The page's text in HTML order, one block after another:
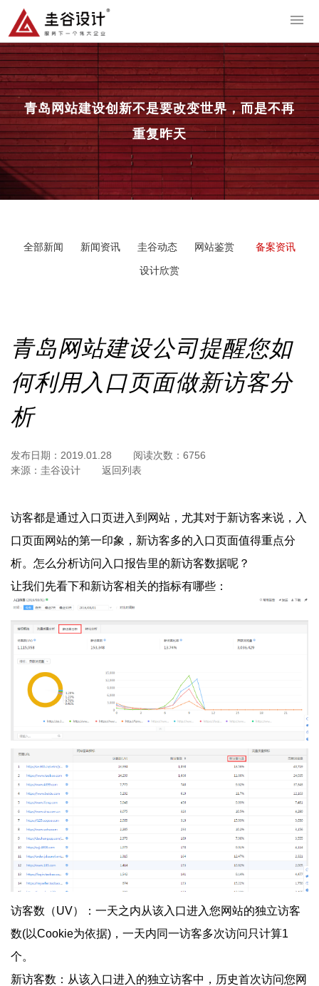
青岛网站建设创新不是要改变世界，而是不再
重复昨天
全部新闻 新闻资讯 圭谷动态 网站鉴赏 备案资讯
设计欣赏
青岛网站建设公司提醒您如
何利用入口页面做新访客分
析
发布日期： 2019.01.28 阅读次数： 6756
来源： 圭谷设计 返回列表
访客都是通过入口页进入到网站，尤其对于新访客来说，入
口页面网站的第一印象，新访客多的入口页面值得重点分
析。怎么分析访问入口报告里的新访客数据呢？
让我们先看下和新访客相关的指标有哪些：
访客数（UV）：一天之内从该入口进入您网站的独立访客
数(以Cookie为依据)，一天内同一访客多次访问只计算1
个。
新访客数：从该入口进入的独立访客中，历史首次访问您网